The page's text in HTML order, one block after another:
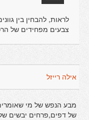
לראות, להבחין בין
צבעים מפחידים של
אילה רייזל
מבע הנפש של מי
של דפים,פרחים יבשים